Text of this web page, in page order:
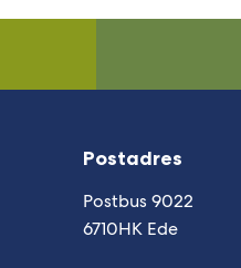
Postadres
Postbus 9022
6710HK Ede